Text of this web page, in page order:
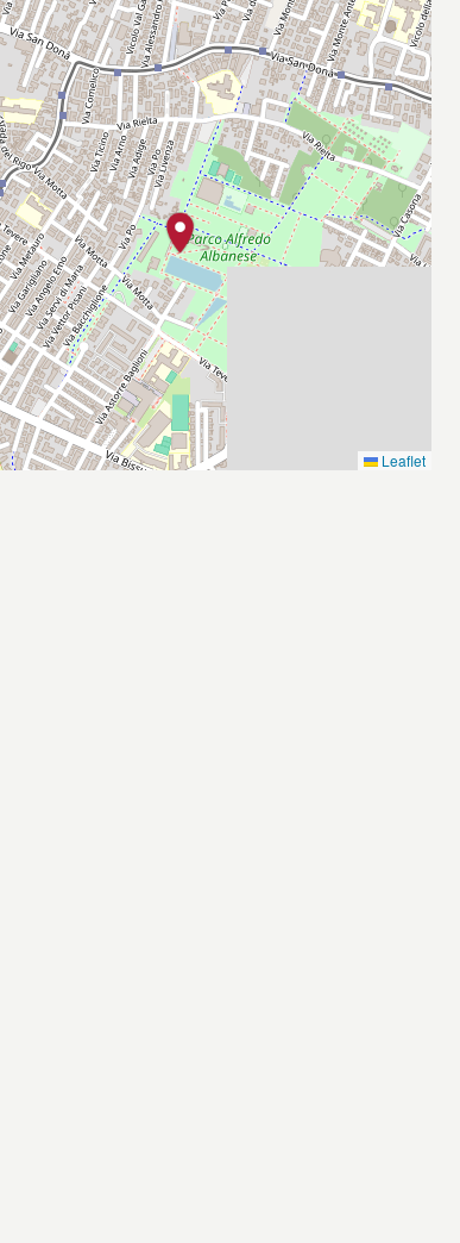
Leaflet